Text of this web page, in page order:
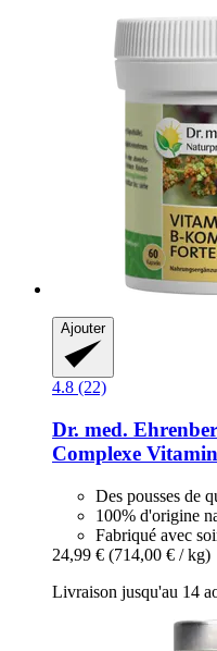
Ajouter
4.8 (22)
Dr. med.
Complexe
Des pousses de
100% d'origine
Fabriqué avec
24,99 € (714,00 € / kg)
Livraison jusqu'au 14